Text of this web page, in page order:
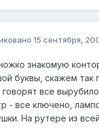
15 сентября,
знакомую
буквы, скажем так
все
- все ключено,
На рутере из